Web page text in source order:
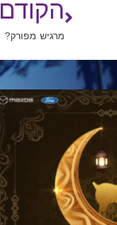
הקודם
מרגיש מפורק?